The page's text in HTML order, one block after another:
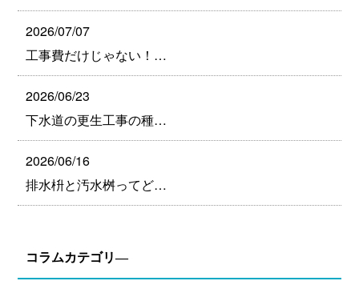
2026/07/07
工事費だけじゃない！…
2026/06/23
下水道の更生工事の種…
2026/06/16
排水枡と汚水桝ってど…
コラムカテゴリ―